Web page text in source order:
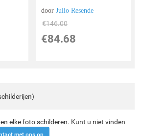
doorJulio Resende
€146.00
€84.68
elke foto schilderen. Kunt u niet vinden
met ons op